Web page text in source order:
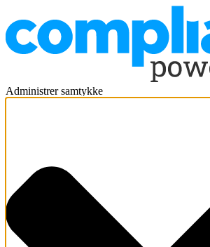
Administrer samtykke